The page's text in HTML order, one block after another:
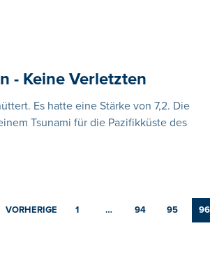
- Keine Verletzten
Es hatte eine Stärke von 7,2. Die
Tsunami für die Pazifikküste des
VORHERIGE 1 … 94 95 96